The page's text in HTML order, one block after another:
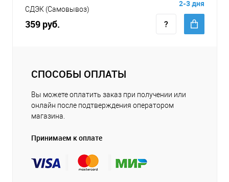
СДЭК (Самовывоз)
359 руб.
2-3 дня
СПОСОБЫ ОПЛАТЫ
Вы можете оплатить заказ при получении или
онлайн после подтверждения оператором
магазина.
Принимаем к оплате